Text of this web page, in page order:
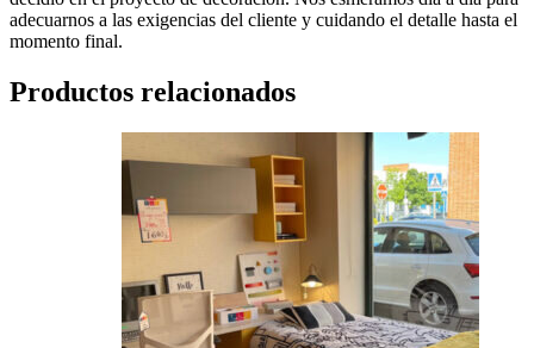
adecuarnos a las exigencias del cliente y cuidando el detalle hasta el
momento final.
Productos relacionados